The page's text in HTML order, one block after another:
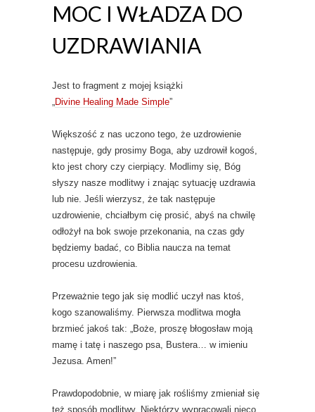
MOC I WŁADZA DO
UZDRAWIANIA
Jest to fragment z mojej książki
„Divine Healing Made Simple”
Większość z nas uczono tego, że uzdrowienie
następuje, gdy prosimy Boga, aby uzdrowił kogoś,
kto jest chory czy cierpiący. Modlimy się, Bóg
słyszy nasze modlitwy i znając sytuację uzdrawia
lub nie. Jeśli wierzysz, że tak następuje
uzdrowienie, chciałbym cię prosić, abyś na chwilę
odłożył na bok swoje przekonania, na czas gdy
będziemy badać, co Biblia naucza na temat
procesu uzdrowienia.
Przeważnie tego jak się modlić uczył nas ktoś,
kogo szanowaliśmy. Pierwsza modlitwa mogła
brzmieć jakoś tak: „Boże, proszę błogosław moją
mamę i tatę i naszego psa, Bustera… w imieniu
Jezusa. Amen!”
Prawdopodobnie, w miarę jak rośliśmy zmieniał się
też sposób modlitwy. Niektórzy wypracowali nieco